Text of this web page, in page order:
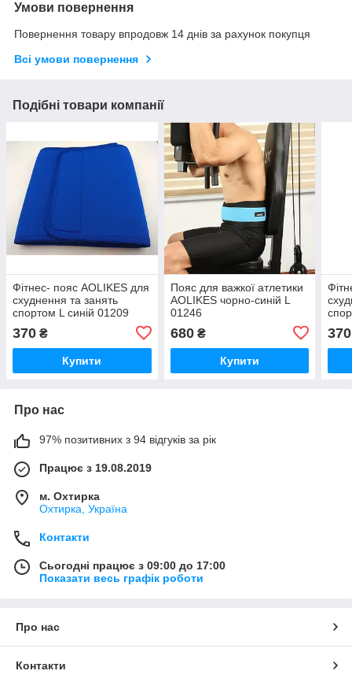
Умови повернення
Повернення товару впродовж 14 днів за рахунок покупця
Всі умови повернення
Подібні товари компанії
Фітнес- пояс AOLIKES для
схуднення та занять
спортом L синій 01209
370 ₴
Купити
Пояс для важкої атлетики
AOLIKES чорно-синій L
01246
680₴
Купити
370
Про нас
97% позитивних з 94 відгуків за рік
Працює з 19.08.2019
м. Охтирка
Охтирка, Україна
Контакти
Сьогодні працює з 09:00 до 17:00
Показати весь графік роботи
Про нас
Контакти